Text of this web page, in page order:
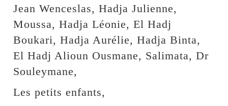
Jean Wenceslas, Hadja Julienne,
Moussa, Hadja Léonie, El Hadj
Boukari, Hadja Aurélie, Hadja Binta,
El Hadj Alioun Ousmane, Salimata, Dr
Souleymane,
Les petits enfants,